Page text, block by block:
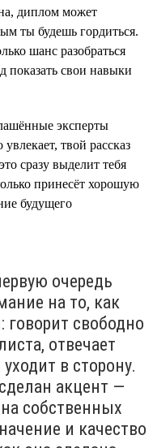
диплом может
ты будешь гордиться.
шанс разобраться
показать свои навыки
эксперты
твой рассказ
сразу выделит тебя
принесёт хорошую
будущего
очередь
на то, как
говорит свободно
отвечает
в сторону.
акцент —
собственных
и качество